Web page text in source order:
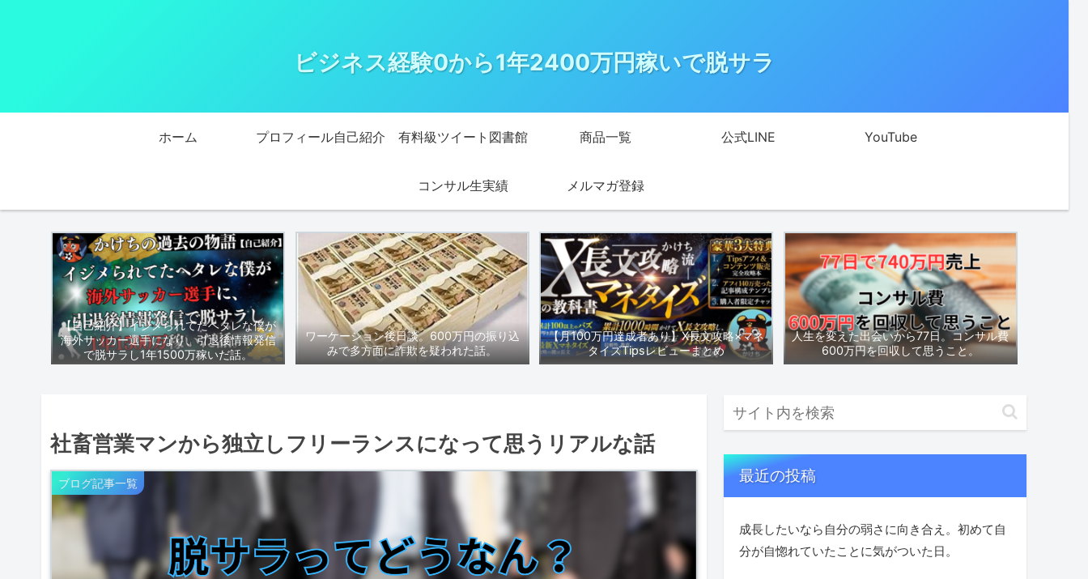
ビジネス経験0から1年2400万円稼いで脱サラ
ホーム プロフィール自己紹介 有料級ツイート図書館 商品一覧 公式LINE YouTube
コンサル生実績 メルマガ登録
【自己紹介】イジメられてたヘタレな僕が
海外サッカー選手になり、引退後情報発信
で脱サラし1年1500万稼いだ話。
ワーケーション後日談。600万円の振り込
みで多方面に詐欺を疑われた話。
【月100万円達成者あり】X長文攻略×マネ
タイズTipsレビューまとめ
人生を変えた出会いから77日。コンサル費
600万円を回収して思うこと。
社畜営業マンから独立しフリーランスになって思うリアルな話
ブログ記事一覧 最近の投稿
成長したいなら自分の弱さに向き合え。初めて自
分が自惚れていたことに気がついた日。